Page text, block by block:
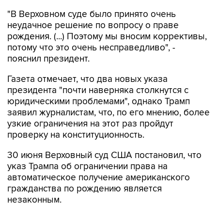
"В Верховном суде было принято очень
неудачное решение по вопросу о праве
рождения. (...) Поэтому мы вносим коррективы,
потому что это очень несправедливо", -
пояснил президент.
Газета отмечает, что два новых указа
президента "почти наверняка столкнутся с
юридическими проблемами", однако Трамп
заявил журналистам, что, по его мнению, более
узкие ограничения на этот раз пройдут
проверку на конституционность.
30 июня Верховный суд США постановил, что
указ Трампа об ограничении права на
автоматическое получение американского
гражданства по рождению является
незаконным.